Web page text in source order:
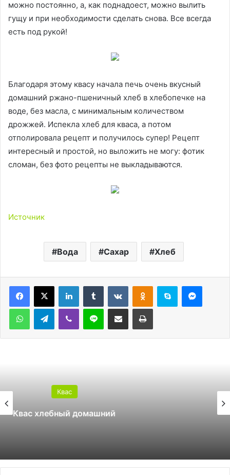
можно постоянно, а, как поднадоест, можно вылить
гущу и при необходимости сделать снова. Все всегда
есть под рукой!
Благодаря этому квасу начала печь очень вкусный
домашний ржано-пшеничный хлеб в хлебопечке на
воде, без масла, с минимальным количеством
дрожжей. Испекла хлеб для кваса, а потом
отполировала рецепт и получилось супер! Рецепт
интересный и простой, но выложить не могу: фотик
сломан, без фото рецепты не выкладываются.
Источник
Вода Сахар Хлеб
LinkedInTumblr ВконтактеОдноклассники
Skype
WhatsAppTelegramViber Line Поделиться через электронную почту Печатать
Свекольный квас